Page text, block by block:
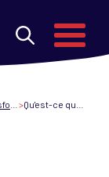
Menu